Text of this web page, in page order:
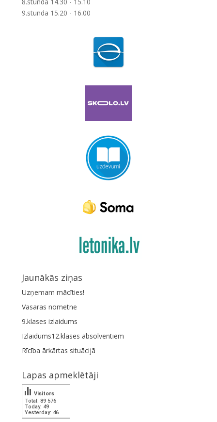
9.stunda 15.20 - 16.00
Jaunākās ziņas
Uzņemam mācīties!
Vasaras nometne
9.klases izlaidums
Izlaidums12.klases absolventiem
Rīcība ārkārtas situācijā
Lapas apmeklētāji
Total: 89 576
Today: 49
Yesterday: 46
Visitors